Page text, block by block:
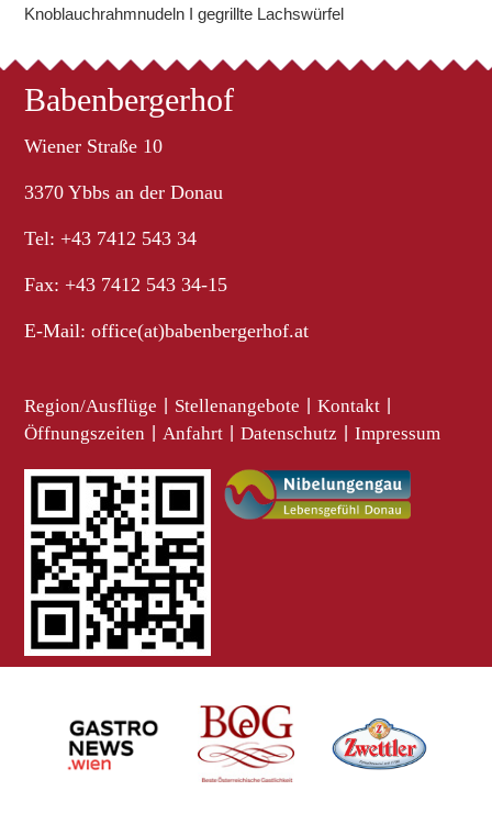
Knoblauchrahmnudeln I gegrillte Lachswürfel
Babenbergerhof
Wiener Straße 10
3370 Ybbs an der Donau
Tel: +43 7412 543 34
Fax: +43 7412 543 34-15
E-Mail:office(at)babenbergerhof.at
Region/Ausflüge Stellenangebote Kontakt
Öffnungszeiten Anfahrt Datenschutz Impressum